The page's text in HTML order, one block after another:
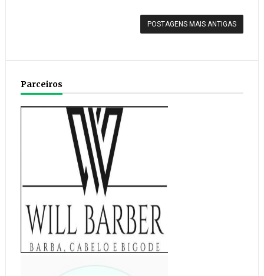
POSTAGENS MAIS ANTIGAS
Parceiros